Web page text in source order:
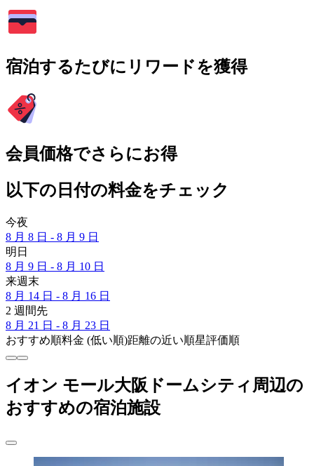
宿泊するたびにリワードを獲得
会員価格でさらにお得
以下の日付の料金をチェック
今夜
8 月 8 日 - 8 月 9 日
明日
8 月 9 日 - 8 月 10 日
来週末
8 月 14 日 - 8 月 16 日
2 週間先
8 月 21 日 - 8 月 23 日
おすすめ順料金 (低い順)距離の近い順星評価順
イオン モール大阪ドームシティ周辺の
おすすめの宿泊施設